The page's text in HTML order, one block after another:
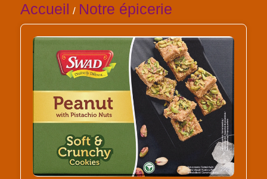
Accueil / Notre épicerie